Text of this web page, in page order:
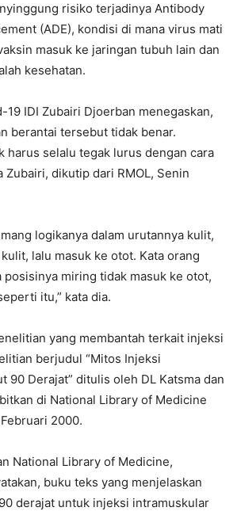
risiko terjadinya Antibody
(ADE), kondisi di mana virus mati
masuk ke jaringan tubuh lain dan
kesehatan.
19 IDI Zubairi Djoerban menegaskan,
berantai tersebut tidak benar.
harus selalu tegak lurus dengan cara
Zubairi, dikutip dari RMOL, Senin
logikanya dalam urutannya kulit,
lalu masuk ke otot. Kata orang
posisinya miring tidak masuk ke otot,
itu,” kata dia.
yang membantah terkait injeksi
berjudul “Mitos Injeksi
90 Derajat” ditulis oleh DL Katsma dan
di National Library of Medicine
2000.
National Library of Medicine,
buku teks yang menjelaskan
derajat untuk injeksi intramuskular